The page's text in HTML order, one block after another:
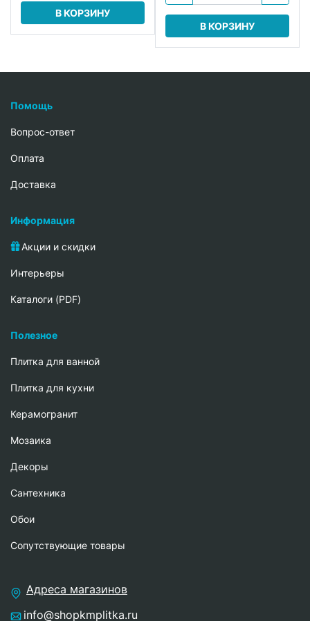
В КОРЗИНУ
В КОРЗИНУ
Помощь
Вопрос-ответ
Oплата
Доставка
Информация
Акции и скидки
Интерьеры
Каталоги (PDF)
Полезное
Плитка для ванной
Плитка для кухни
Керамогранит
Мозаика
Декоры
Сантехника
Обои
Сопутствующие товары
Адреса магазинов
info@shopkmplitka.ru